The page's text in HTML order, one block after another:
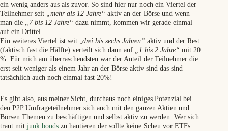
ein wenig anders aus als zuvor. So sind hier nur noch ein Viertel der
Teilnehmer seit „mehr als 12 Jahre“ aktiv an der Börse und wenn
man die „7 bis 12 Jahre“ dazu nimmt, kommen wir gerade einmal
auf ein Drittel.
Ein weiteres Viertel ist seit „drei bis sechs Jahren“ aktiv und der Rest
(faktisch fast die Hälfte) verteilt sich dann auf „1 bis 2 Jahre“ mit 20
%. Für mich am überraschendsten war der Anteil der Teilnehmer die
erst seit weniger als einem Jahr an der Börse aktiv sind das sind
tatsächlich auch noch einmal fast 20%!
Es gibt also, aus meiner Sicht, durchaus noch einiges Potenzial bei
den P2P Umfrageteilnehmer sich auch mit den ganzen Aktien und
Börsen Themen zu beschäftigen und selbst aktiv zu werden. Wer sich
traut mit junk bonds zu hantieren der sollte keine Scheu vor ETFs